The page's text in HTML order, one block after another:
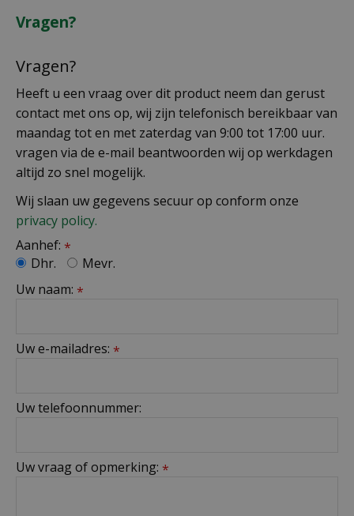
Vragen?
Vragen?
Heeft u een vraag over dit product neem dan gerust
contact met ons op, wij zijn telefonisch bereikbaar van
maandag tot en met zaterdag van 9:00 tot 17:00 uur.
vragen via de e-mail beantwoorden wij op werkdagen
altijd zo snel mogelijk.
Wij slaan uw gegevens secuur op conform onze
privacy policy.
Aanhef: *
Dhr.
Mevr.
Uw naam: *
Uw e-mailadres: *
Uw telefoonnummer:
Uw vraag of opmerking: *